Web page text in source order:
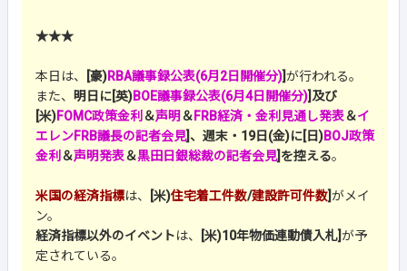
★★★
本日は、 [豪)RBA議事録公表(6月2日開催分)]が行われる。
また、 明日に[英)BOE議事録公表(6月4日開催分)]及び
[米)FOMC政策金利 ＆声明 ＆ FRB経済・金利見通し発表＆イ
エレンFRB議長の記者会見]、週末・19日(金)に[日)BOJ政策
金利 ＆声明発表＆黒田日銀総裁の記者会見]を控える。
米国の経済指標は、 [米)住宅着工件数/建設許可件数]がメイ
ン。
経済指標以外のイベントは、 [米)10年物価連動債入札]が予
定されている。